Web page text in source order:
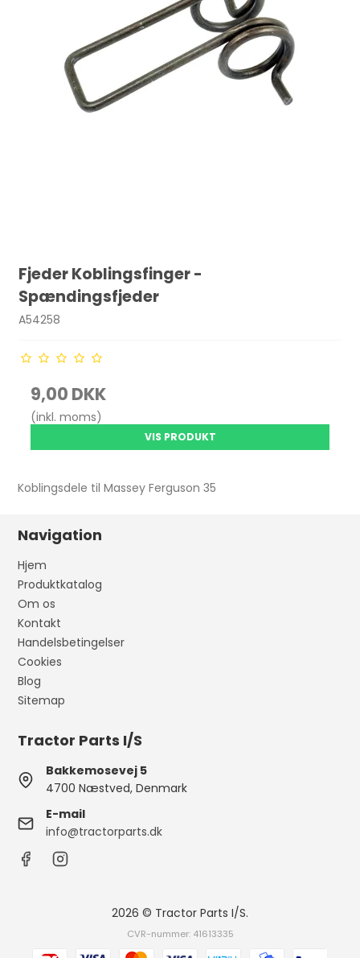
Fjeder Koblingsfinger -
Spændingsfjeder
A54258
9,00 DKK
(inkl. moms)
VIS PRODUKT
Koblingsdele til Massey Ferguson 35
Navigation
Hjem
Produktkatalog
Om os
Kontakt
Handelsbetingelser
Cookies
Blog
Sitemap
Tractor Parts I/S
Bakkemosevej 5
4700 Næstved, Denmark
E-mail
info@tractorparts.dk
2026 © Tractor Parts I/S.
CVR-nummer: 41613335